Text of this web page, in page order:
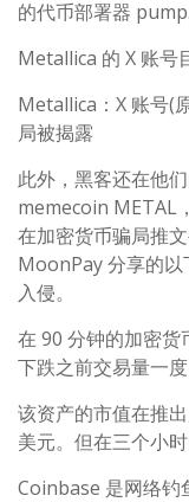
的代币部署器
Metallica 的 X 账号
Metallica：X 账号(
局被揭露
此外，黑客还在他
memecoin METAL
在加密货币骗局推
MoonPay 分享的以
入侵。
在 90 分钟的加密货
下跌之前交易量一度
该资产的市值在推
美元。但在三个小
Coinbase 是网络钓